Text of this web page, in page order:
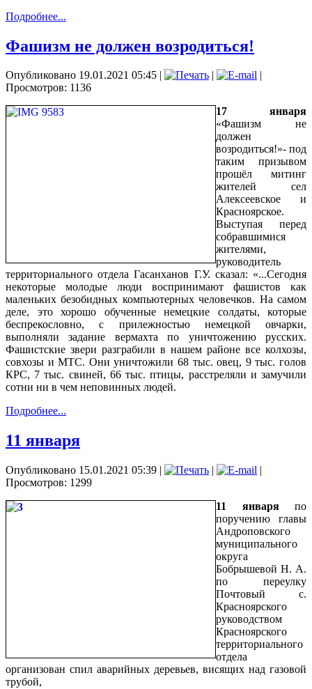
Подробнее...
Фашизм не должен возродиться!
Опубликовано 19.01.2021 05:45 | |
|
Просмотров: 1136
17 января
«Фашизм не
должен
возродиться!»- под
таким призывом
прошёл митинг
жителей сел
Алексеевское и
Красноярское.
Выступая перед
собравшимися
жителями,
руководитель
территориального отдела Гасанханов Г.У. сказал: «...Сегодня
некоторые молодые люди воспринимают фашистов как
маленьких безобидных компьютерных человечков. На самом
деле, это хорошо обученные немецкие солдаты, которые
беспрекословно, с прилежностью немецкой овчарки,
выполняли задание вермахта по уничтожению русских.
Фашистские звери разграбили в нашем районе все колхозы,
совхозы и МТС. Они уничтожили 68 тыс. овец, 9 тыс. голов
КРС, 7 тыс. свиней, 66 тыс. птицы, расстреляли и замучили
сотни ни в чем неповинных людей.
Подробнее...
11 января
Опубликовано 15.01.2021 05:39 | |
|
Просмотров: 1299
11 январяпо
поручению главы
Андроповского
муниципального
округа
Бобрышевой Н. А.
по переулку
Почтовый с.
Красноярского
руководством
Красноярского
территориального
отдела
организован спил аварийных деревьев, висящих над газовой
трубой,